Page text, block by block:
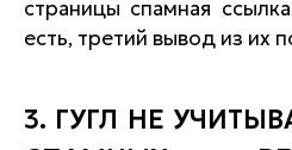
страницы спамная
есть, третий вывод из их
3. ГУГЛ НЕ